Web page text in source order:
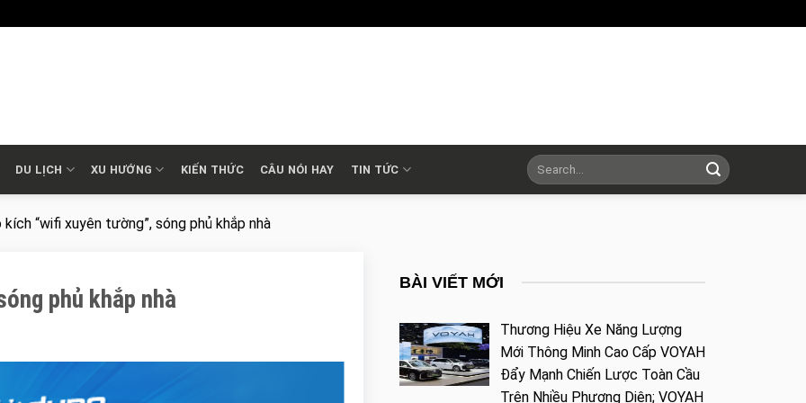
DU LỊCH XU HƯỚNG KIẾN THỨC CÂU NÓI HAY TIN TỨC
kích “wifi xuyên tường”, sóng phủ khắp nhà
phủ khắp nhà
BÀI VIẾT MỚI
Thương Hiệu Xe Năng Lượng
Mới Thông Minh Cao Cấp VOYAH
Đẩy Mạnh Chiến Lược Toàn Cầu
Trên Nhiều Phương Diện; VOYAH